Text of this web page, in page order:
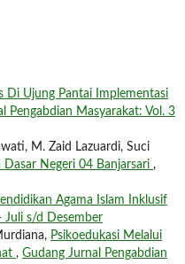
Di Ujung Pantai Implementasi
Pengabdian Masyarakat: Vol. 3
M. Zaid Lazuardi, Suci
Dasar Negeri 04 Banjarsari ,
Agama Islam Inklusif
Juli s/d Desember
Psikoedukasi Melalui
, Gudang Jurnal Pengabdian